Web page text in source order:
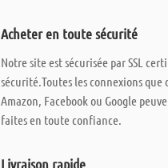
Acheter en toute sécurité
Notre site est sécurisée par SSL
sécurité.Toutes les connexions que
Amazon, Facebook ou Google
faites en toute confiance.
Livraison rapide